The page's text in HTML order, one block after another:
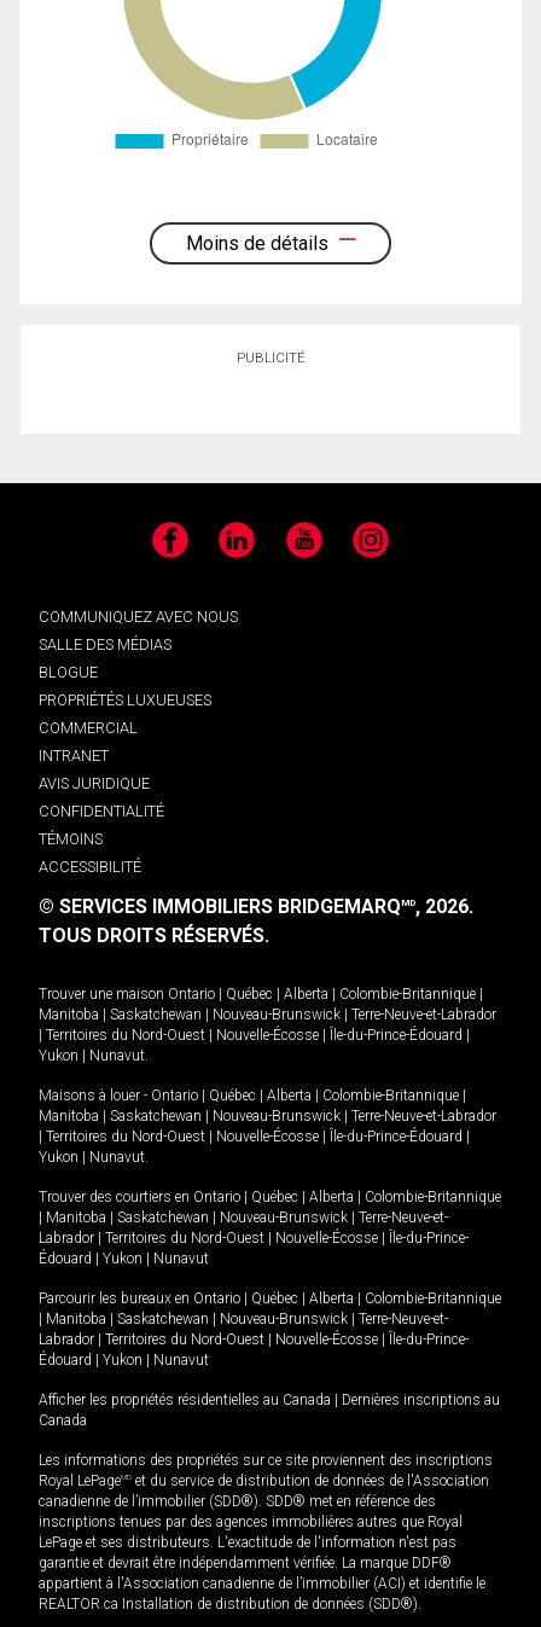
Moins de détails
PUBLICITÉ
Facebook LinkedIn YouTube Instagram
COMMUNIQUEZ AVEC NOUS
SALLE DES MÉDIAS
BLOGUE
PROPRIÉTÉS LUXUEUSES
COMMERCIAL
INTRANET
AVIS JURIDIQUE
CONFIDENTIALITÉ
TÉMOINS
ACCESSIBILITÉ
© SERVICES IMMOBILIERS BRIDGEMARQMD, 2026.
TOUS DROITS RÉSERVÉS.
Trouver une maison Ontario Québec Alberta Colombie-Britannique
Manitoba
Saskatchewan Nouveau-Brunswick
Terre-Neuve-et-Labrador
Territoires du Nord-Ouest Nouvelle-Écosse Île-du-Prince-Édouard
Yukon
Nunavut.
Maisons à louer - Ontario Québec Alberta Colombie-Britannique
Manitoba
Saskatchewan Nouveau-Brunswick
Terre-Neuve-et-Labrador
Territoires du Nord-Ouest Nouvelle-Écosse Île-du-Prince-Édouard
Yukon
Nunavut.
Trouver des courtiers en Ontario Québec Alberta
Colombie-Britannique
Manitoba Saskatchewan Nouveau-Brunswick
Terre-Neuve-et-
Labrador
Territoires du Nord-Ouest Nouvelle-Écosse
Île-du-Prince-
Édouard
Yukon Nunavut
Parcourir les bureaux en Ontario Québec Alberta
Colombie-Britannique
Manitoba Saskatchewan Nouveau-Brunswick
Terre-Neuve-et-
Labrador
Territoires du Nord-Ouest Nouvelle-Écosse
Île-du-Prince-
Édouard
Yukon Nunavut
Afficher les propriétés résidentielles au Canada
Dernières inscriptions au
Canada
Les informations des propriétés sur ce site proviennent des inscriptions
Royal LePageMD et du service de distribution de données de l'Association
canadienne de l’immobilier (SDD®). SDD® met en référence des
inscriptions tenues par des agences immobilières autres que Royal
LePage et ses distributeurs. L'exactitude de l'information n'est pas
garantie et devrait être indépendamment vérifiée. La marque DDF®
appartient à l'Association canadienne de l’immobilier (ACI) et identifie le
REALTOR.ca Installation de distribution de données (SDD®).